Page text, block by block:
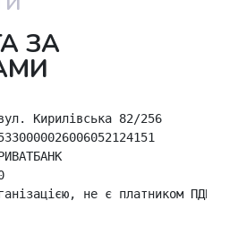
ЗА
Кирилівська 82/256
не є платником ПДВ